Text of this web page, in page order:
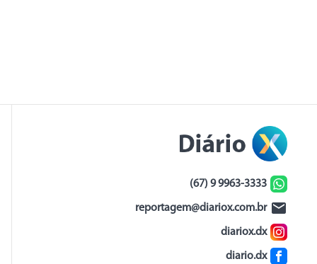
(67) 9 9963-3333
reportagem@diariox.com.br
diariox.dx
diario.dx